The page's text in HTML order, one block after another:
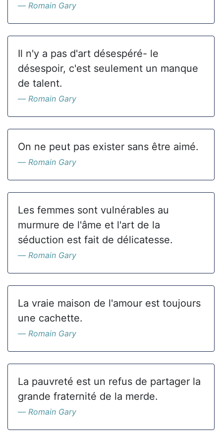
Romain Gary
Il n'y a pas d'art désespéré- le
désespoir, c'est seulement un manque
de talent.
Romain Gary
On ne peut pas exister sans être aimé.
Romain Gary
Les femmes sont vulnérables au
murmure de l'âme et l'art de la
séduction est fait de délicatesse.
Romain Gary
La vraie maison de l'amour est toujours
une cachette.
Romain Gary
La pauvreté est un refus de partager la
grande fraternité de la merde.
Romain Gary